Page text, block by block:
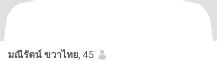
มณีรัตน์ ขวาไทย, 45